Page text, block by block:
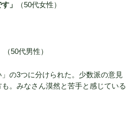
」 （50代女性）
（50代男性）
の3つに分けられた。少数派の意見
。みなさん漠然と苦手と感じている